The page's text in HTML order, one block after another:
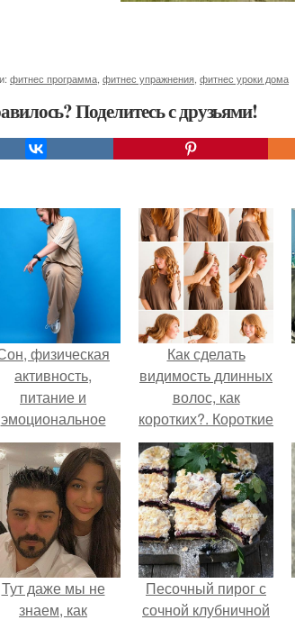
фитнес программа фитнес упражнения фитнес уроки дома
Поделитесь с друзьями!
физическая
активность,
питание и
эмоциональное
состояние!
Как сделать
видимость длинных
волос, как
коротких?. Короткие
волосы без
стрижки: узнай, как!
Тут даже мы не
знаем, как
Песочный пирог с
сочной клубничной